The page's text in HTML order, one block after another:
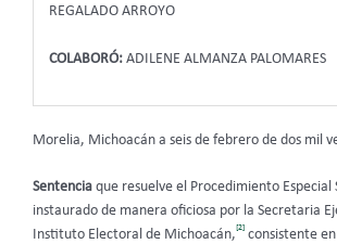
REGALADO ARROYO
COLABORÓ: ADILENE ALMANZA PALOMARES
Morelia, Michoacán a seis de febrero de dos mil
Sentencia que resuelve el Procedimiento Especial
instaurado de manera oficiosa por la Secretaria
Instituto Electoral de Michoacán,
[2]
consistente